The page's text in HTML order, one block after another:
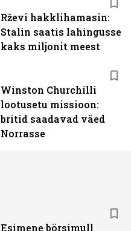
Rževi hakklihamasin:
Stalin saatis lahingusse
kaks miljonit meest
Winston Churchilli
lootusetu missioon:
britid saadavad väed
Norrasse
Esimene börsimull